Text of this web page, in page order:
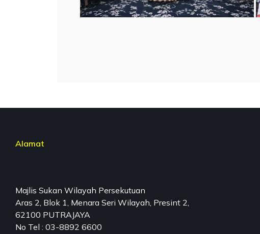
Alamat
Majlis Sukan Wilayah Persekutuan
Aras 2, Blok 1, Menara Seri Wilayah, Presint 2,
62100 PUTRAJAYA
No Tel : 03-8892 6600